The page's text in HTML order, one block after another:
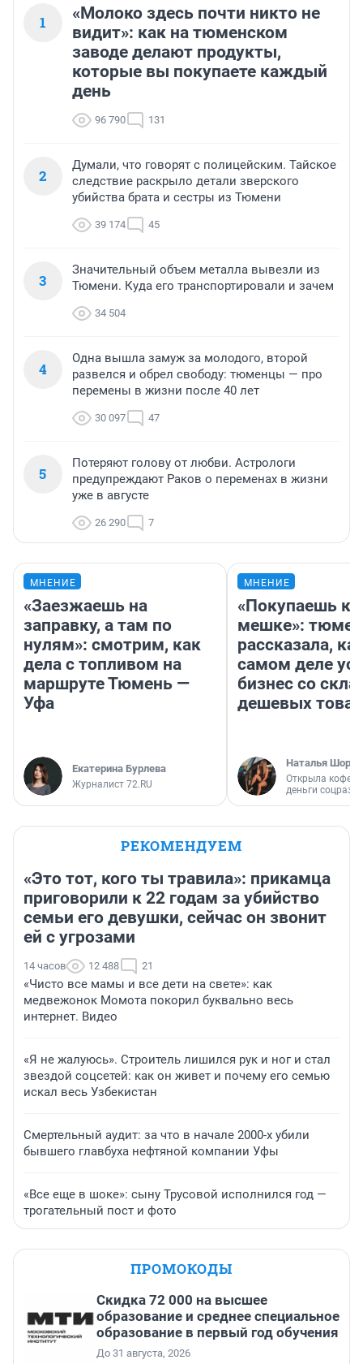
1
«Молоко здесь почти никто не
видит»: как на тюменском
заводе делают продукты,
которые вы покупаете каждый
день
96 790 131
2
Думали, что говорят с полицейским. Тайское
следствие раскрыло детали зверского
убийства брата и сестры из Тюмени
39 174 45
3
Значительный объем металла вывезли из
Тюмени. Куда его транспортировали и зачем
34 504
4
Одна вышла замуж за молодого, второй
развелся и обрел свободу: тюменцы — про
перемены в жизни после 40 лет
30 097 47
5
Потеряют голову от любви. Астрологи
предупреждают Раков о переменах в жизни
уже в августе
26 290 7
МНЕНИЕ
«Заезжаешь на
заправку, а там по
нулям»: смотрим, как
дела с топливом на
маршруте Тюмень —
Уфа
Екатерина Бурлева
Журналист 72.RU
МНЕНИЕ
«Покупаешь
мешке»:
рассказала,
самом деле
бизнес со
дешевых
Наталья
Открыла
деньги
РЕКОМЕНДУЕМ
«Это тот, кого ты травила»: прикамца
приговорили к 22 годам за убийство
семьи его девушки, сейчас он звонит
ей с угрозами
14 часов 12 488 21
«Чисто все мамы и все дети на свете»: как
медвежонок Момота покорил буквально весь
интернет. Видео
«Я не жалуюсь». Строитель лишился рук и ног и стал
звездой соцсетей: как он живет и почему его семью
искал весь Узбекистан
Смертельный аудит: за что в начале 2000-х убили
бывшего главбуха нефтяной компании Уфы
«Все еще в шоке»: сыну Трусовой исполнился год —
трогательный пост и фото
ПРОМОКОДЫ
Скидка 72 000 на высшее
образование и среднее специальное
образование в первый год обучения
До 31 августа, 2026